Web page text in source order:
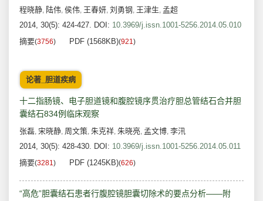
程晓静, 陆伟, 侯伟, 王春妍, 刘勇钢, 王津生, 孟超
2014, 30(5): 424-427. DOI: 10.3969/j.issn.1001-5256.2014.05.010
摘要(3756) PDF (1568KB)(921)
论著_胆道疾病
十二指肠镜、电子胆道镜和腹腔镜序贯治疗胆总管结石合并胆
囊结石834例临床观察
张磊, 宋晓静, 周文策, 朱克祥, 朱晓亮, 孟文博, 李汛
2014, 30(5): 428-430. DOI: 10.3969/j.issn.1001-5256.2014.05.011
摘要(3281) PDF (1245KB)(626)
“高危”胆囊结石患者行腹腔镜胆囊切除术的要点分析——附